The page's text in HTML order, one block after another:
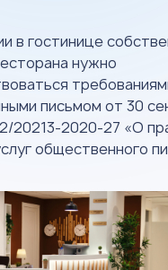
в гостинице
нужно
письмом от 30
20213-2020-27 «О
общественного